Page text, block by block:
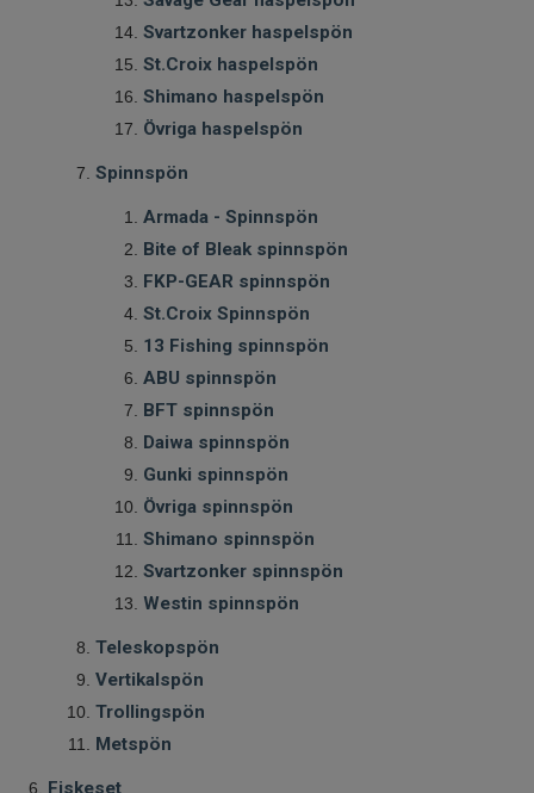
Svartzonker haspelspön
St.Croix haspelspön
Shimano haspelspön
Övriga haspelspön
Spinnspön
Armada - Spinnspön
Bite of Bleak spinnspön
FKP-GEAR spinnspön
St.Croix Spinnspön
13 Fishing spinnspön
ABU spinnspön
BFT spinnspön
Daiwa spinnspön
Gunki spinnspön
Övriga spinnspön
Shimano spinnspön
Svartzonker spinnspön
Westin spinnspön
Teleskopspön
Vertikalspön
Trollingspön
Metspön
Fiskeset